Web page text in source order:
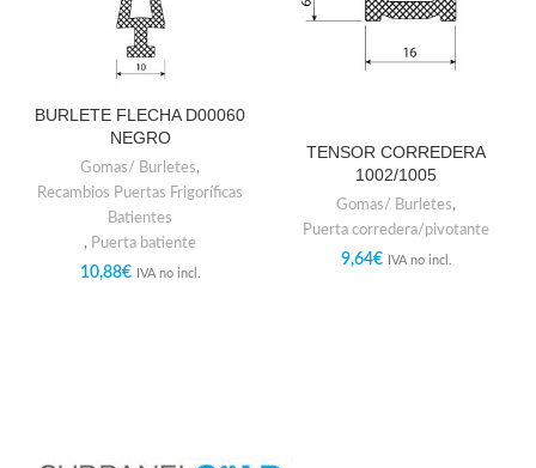
BURLETE FLECHA D00060
NEGRO
Gomas/ Burletes,
Recambios Puertas Frigoríficas
Batientes
, Puerta batiente
10,88€ IVA no incl.
TENSOR CORREDERA
1002/1005
Gomas/ Burletes,
Puerta corredera/pivotante
9,64€ IVA no incl.